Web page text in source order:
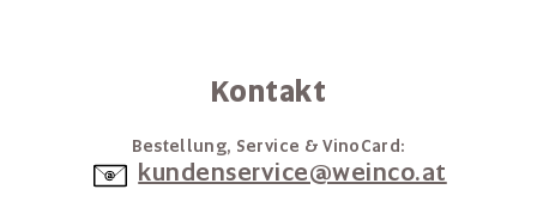
Kontakt
Bestellung, Service & VinoCard:
kundenservice@weinco.at